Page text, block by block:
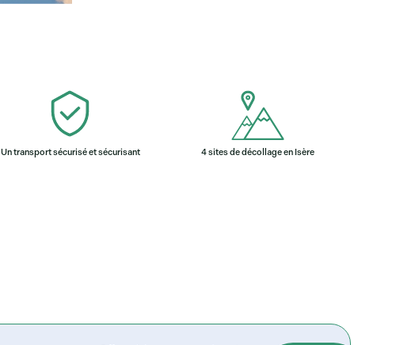
Un transport sécurisé et sécurisant 4 sites de décollage en Isère